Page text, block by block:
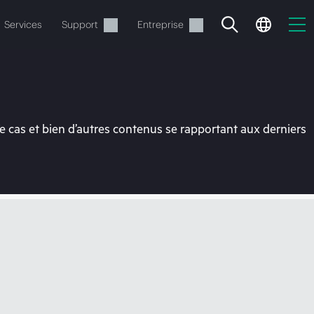
Services Support Entreprise
et bien d’autres contenus se rapportant aux derniers